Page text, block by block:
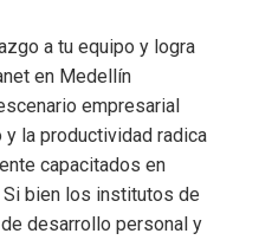
a tu equipo y logra
en Medellín
empresarial
y la productividad radica
capacitados en
bien los institutos de
desarrollo personal y